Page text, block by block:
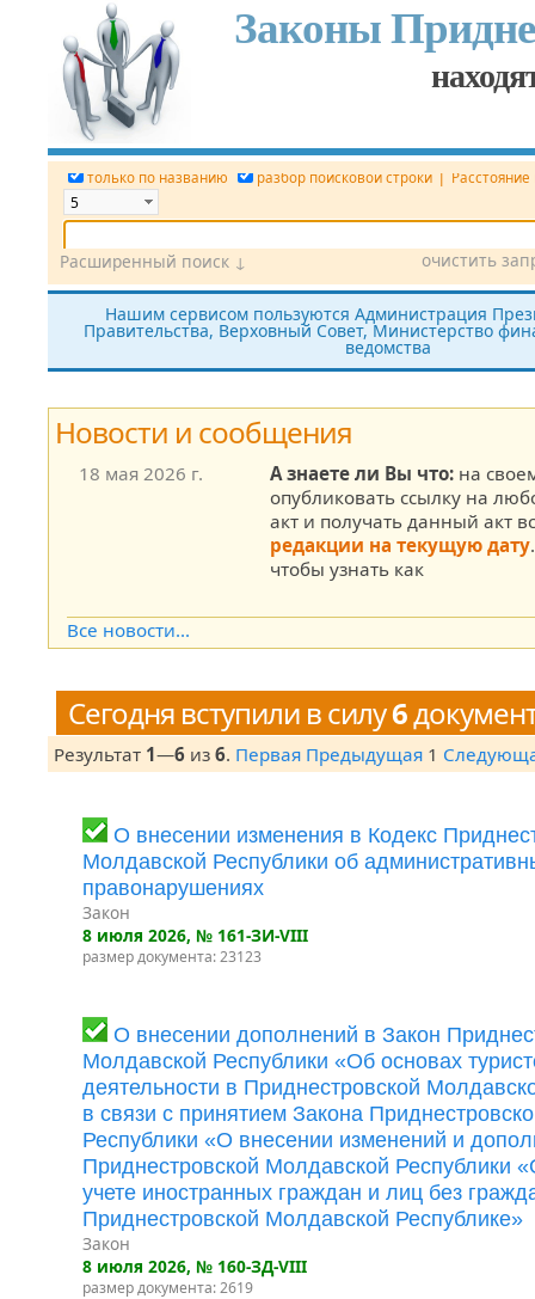
Законы
только по названию разбор поисковой строки |
Номер док. Дата
Принявший орган Источник (САЗ)
все редакции показать утратившие силу без
очистить
Расширенный поиск ↓
Нашим сервисом пользуются Администрация
Правительства, Верховный Совет, Министерство
ведомства
Новости и сообщения
18 мая 2026 г. А знаете ли Вы что: на
опубликовать ссылку на
акт и получать данный акт
редакции на текущую дату
чтобы узнать как
Все новости...
Сегодня вступили в силу6
Результат 1—6 из 6. Первая Предыдущая 1
О внесении изменения в Кодекс
Молдавской Республики об
правонарушениях
Закон
8 июля 2026, № 161-ЗИ-VIII
размер документа: 23123
О внесении дополнений в Закон
Молдавской Республики «Об основах
деятельности в Приднестровской
в связи с принятием Закона
Республики «О внесении изменений и
Приднестровской Молдавской Республики
учете иностранных граждан и лиц без
Приднестровской Молдавской Республике»
Закон
8 июля 2026, № 160-ЗД-VIII
размер документа: 2619